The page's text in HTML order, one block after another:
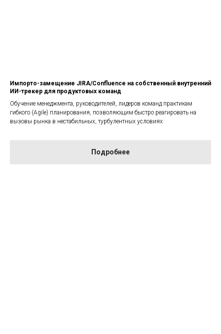
Импорто-замещение JIRA/Confluence на собственный внутренний
ИИ-трекер для продуктовых команд
Обучение менеджмента, руководителей, лидеров команд практикам
гибкого (Agile) планирования, позволяющим быстро реагировать на
вызовы рынка в нестабильных, турбулентных условиях
Подробнее